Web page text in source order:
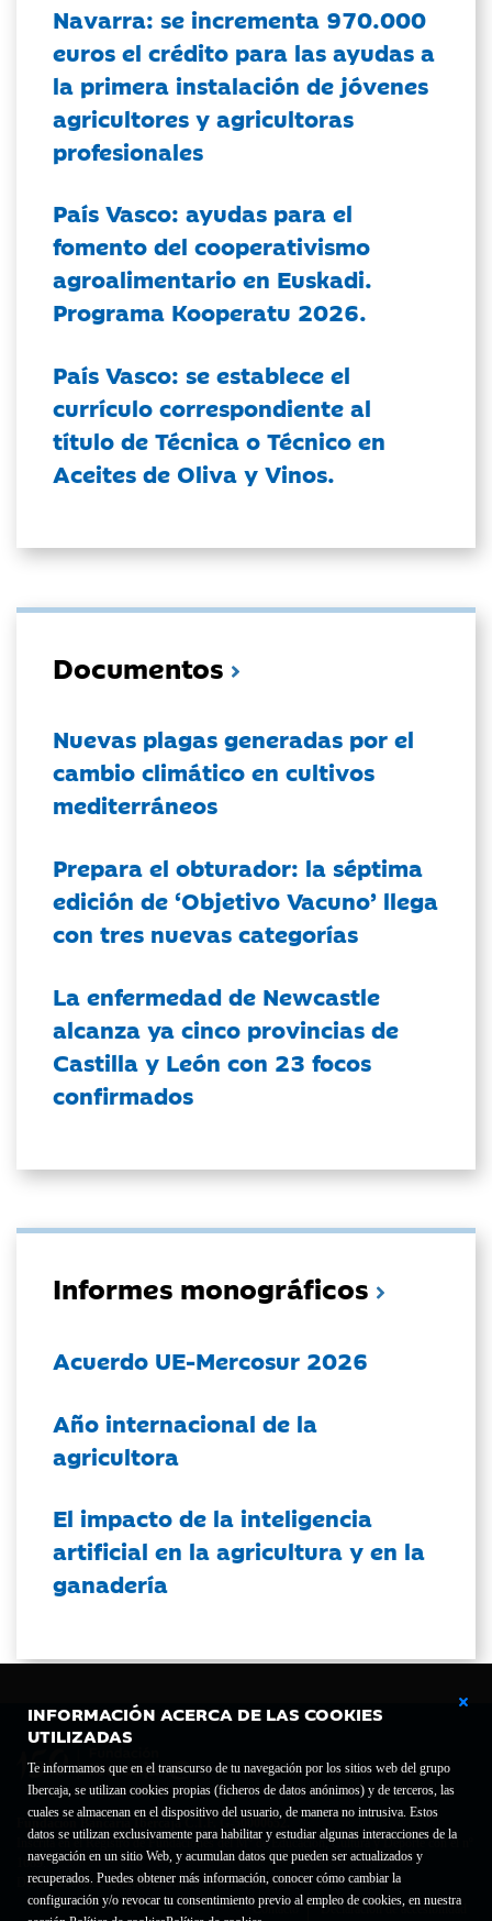
INFORMACIÓN ACERCA DE LAS COOKIES
UTILIZADAS
Te informamos que en el transcurso de tu navegación por los sitios web del grupo
Ibercaja, se utilizan cookies propias (ficheros de datos anónimos) y de terceros, las
cuales se almacenan en el dispositivo del usuario, de manera no intrusiva. Estos
datos se utilizan exclusivamente para habilitar y estudiar algunas interacciones de la
navegación en un sitio Web, y acumulan datos que pueden ser actualizados y
recuperados. Puedes obtener más información, conocer cómo cambiar la
configuración y/o revocar tu consentimiento previo al empleo de cookies, en nuestra
Navarra: se incrementa 970.000
euros el crédito para las ayudas a
la primera instalación de jóvenes
agricultores y agricultoras
profesionales
País Vasco: ayudas para el
fomento del cooperativismo
agroalimentario en Euskadi.
Programa Kooperatu 2026.
País Vasco: se establece el
currículo correspondiente al
título de Técnica o Técnico en
Aceites de Oliva y Vinos.
Documentos
Nuevas plagas generadas por el
cambio climático en cultivos
mediterráneos
Prepara el obturador: la séptima
edición de ‘Objetivo Vacuno’ llega
con tres nuevas categorías
La enfermedad de Newcastle
alcanza ya cinco provincias de
Castilla y León con 23 focos
confirmados
Informes monográficos
Acuerdo UE-Mercosur 2026
Año internacional de la
agricultora
El impacto de la inteligencia
artificial en la agricultura y en la
ganadería
Fundación Bancaria Ibercaja C.I.F. G-50000652.
Inscrita en el Registro de Fundaciones del Mº de Educación, Cultura y Deporte con el nº
1689.
Domicilio social: Joaquín Costa, 13. 50001 Zaragoza.
Contacto
Declaración de accesibilidad